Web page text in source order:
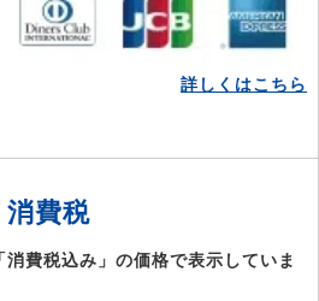
詳しくはこちら
消費税
費税込み」の価格で表示していま